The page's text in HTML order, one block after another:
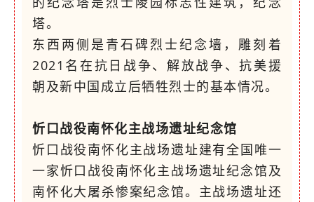
塔。
东西两侧是青石碑烈士纪念墙，雕刻着
2021名在抗日战争、解放战争、抗美援
朝及新中国成立后牺牲烈士的基本情况。
忻口战役南怀化主战场遗址纪念馆
忻口战役南怀化主战场遗址建有全国唯一
一家忻口战役南怀化主战场遗址纪念馆及
南怀化大屠杀惨案纪念馆。主战场遗址还